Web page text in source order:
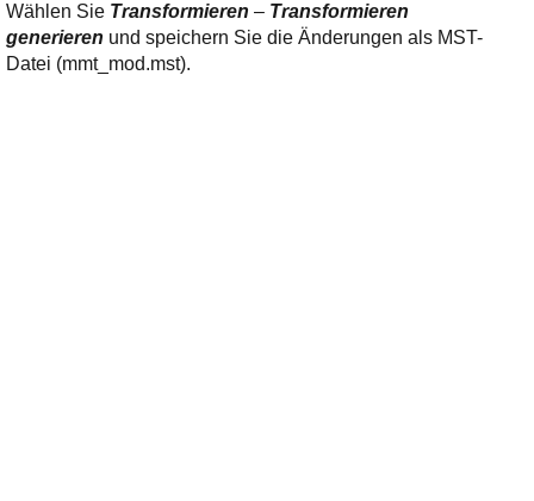
Wählen Sie Transformieren – Transformieren
generieren und speichern Sie die Änderungen als MST-
Datei (mmt_mod.mst).